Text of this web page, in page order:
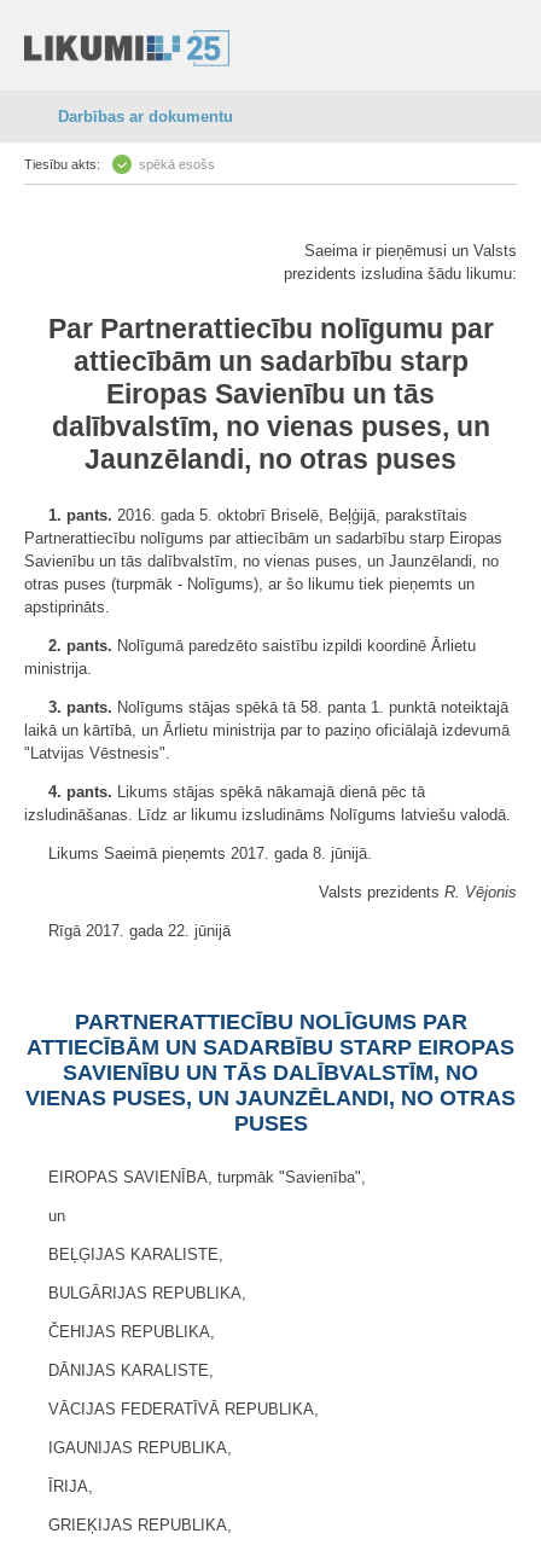
Darbības ar dokumentu
Tiesību akts: spēkā esošs
Saeima ir pieņēmusi un Valsts
prezidents izsludina šādu likumu:
Par Partnerattiecību nolīgumu par
attiecībām un sadarbību starp
Eiropas Savienību un tās
dalībvalstīm, no vienas puses, un
Jaunzēlandi, no otras puses
1. pants. 2016. gada 5. oktobrī Briselē, Beļģijā, parakstītais
Partnerattiecību nolīgums par attiecībām un sadarbību starp Eiropas
Savienību un tās dalībvalstīm, no vienas puses, un Jaunzēlandi, no
otras puses (turpmāk - Nolīgums), ar šo likumu tiek pieņemts un
apstiprināts.
2. pants. Nolīgumā paredzēto saistību izpildi koordinē Ārlietu
ministrija.
3. pants. Nolīgums stājas spēkā tā 58. panta 1. punktā noteiktajā
laikā un kārtībā, un Ārlietu ministrija par to paziņo oficiālajā izdevumā
"Latvijas Vēstnesis".
4. pants. Likums stājas spēkā nākamajā dienā pēc tā
izsludināšanas. Līdz ar likumu izsludināms Nolīgums latviešu valodā.
Likums Saeimā pieņemts 2017. gada 8. jūnijā.
Valsts prezidents R. Vējonis
Rīgā 2017. gada 22. jūnijā
PARTNERATTIECĪBU NOLĪGUMS PAR
ATTIECĪBĀM UN SADARBĪBU STARP EIROPAS
SAVIENĪBU UN TĀS DALĪBVALSTĪM, NO
VIENAS PUSES, UN JAUNZĒLANDI, NO OTRAS
PUSES
EIROPAS SAVIENĪBA, turpmāk "Savienība",
un
BEĻĢIJAS KARALISTE,
BULGĀRIJAS REPUBLIKA,
ČEHIJAS REPUBLIKA,
DĀNIJAS KARALISTE,
VĀCIJAS FEDERATĪVĀ REPUBLIKA,
IGAUNIJAS REPUBLIKA,
ĪRIJA,
GRIEĶIJAS REPUBLIKA,